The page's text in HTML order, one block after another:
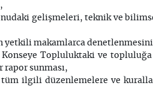
gelişmeleri, teknik ve
makamlarca denetlenmesini
Topluluktaki ve topluluğa
rapor sunması,
ilgili düzenlemelere ve